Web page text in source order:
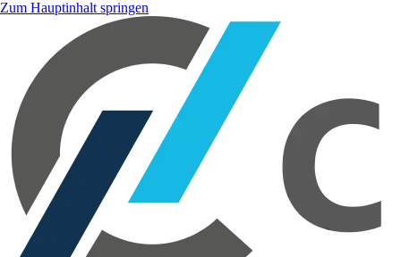
Zum Hauptinhalt springen